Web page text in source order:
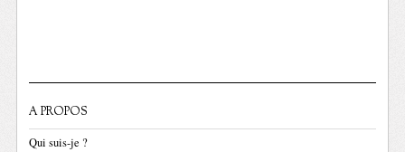
A PROPOS
Qui suis-je ?